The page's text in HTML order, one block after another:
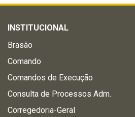
INSTITUCIONAL
Brasão
Comando
Comandos de Execução
Consulta de Processos Adm.
Corregedoria-Geral